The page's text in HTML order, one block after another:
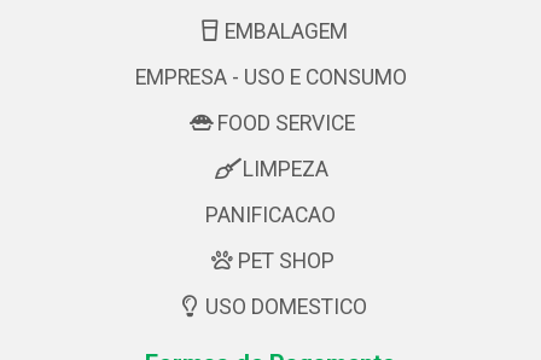
EMBALAGEM
EMPRESA - USO E CONSUMO
FOOD SERVICE
LIMPEZA
PANIFICACAO
PET SHOP
USO DOMESTICO